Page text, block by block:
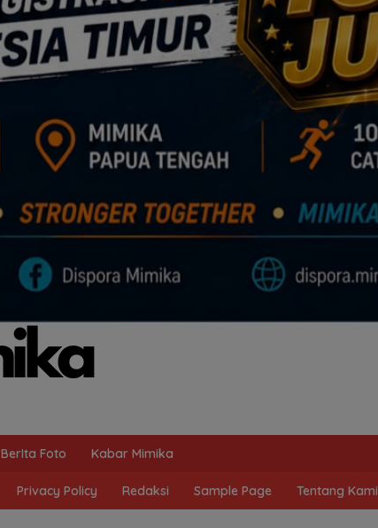
BerIta Foto Kabar Mimika
Privacy Policy Redaksi Sample Page Tentang Kami